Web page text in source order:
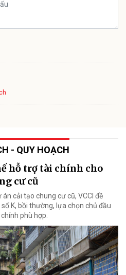
- QUY HOẠCH
hỗ trợ tài chính cho
cư cũ
cải tạo chung cư cũ, VCCI đề
K, bồi thường, lựa chọn chủ đầu
phù hợp.